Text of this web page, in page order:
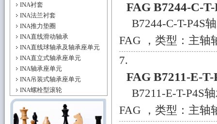
INA衬套
INA法兰衬套
INA推力垫圈
INA直线滑动轴承
INA直线球轴承及轴承座单元
INA直立式轴承座单元
INA轴承座单元
INA吊装式轴承座单元
INA螺栓型滚轮
FAG B7244-C-
B7244-C-T-P4S
FAG ，类型：主轴
FAG B7211-E-T-
B7211-E-T-P4S
FAG ，类型：主轴